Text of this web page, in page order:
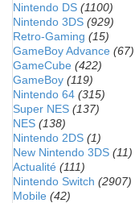
Nintendo DS (1100)
Nintendo 3DS (929)
Retro-Gaming (15)
GameBoy Advance (67)
GameCube (422)
GameBoy (119)
Nintendo 64 (315)
Super NES (137)
NES (138)
Nintendo 2DS (1)
New Nintendo 3DS (11)
Actualité (111)
Nintendo Switch (2907)
Mobile (42)